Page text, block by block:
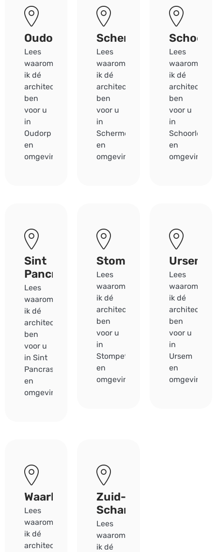
Oudorp
Lees
waarom
ik dé
architect
ben
voor u
in
Oudorp
en
omgeving.
Schermerhorn
Lees
waarom
ik dé
architect
ben
voor u
in
Schermerhorn
en
omgeving.
Lees
waarom
ik dé
architect
ben
voor u
in
Schoorldam
en
omgeving.
Sint
Pancras
Lees
waarom
ik dé
architect
ben
voor u
in Sint
Pancras
en
omgeving.
Stompetoren
Lees
waarom
ik dé
architect
ben
voor u
in
Stompetoren
en
omgeving.
Ursem
Lees
waarom
ik dé
architect
ben
voor u
in
Ursem
en
omgeving.
Waarland
Lees
waarom
ik dé
architect
Zuid-
Scharwoude
Lees
waarom
ik dé